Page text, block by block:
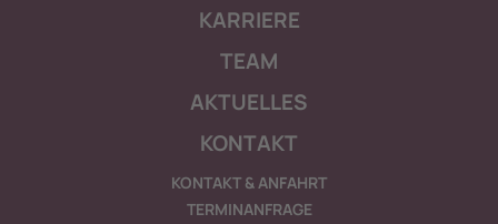
KARRIERE
TEAM
AKTUELLES
KONTAKT
KONTAKT & ANFAHRT
TERMINANFRAGE